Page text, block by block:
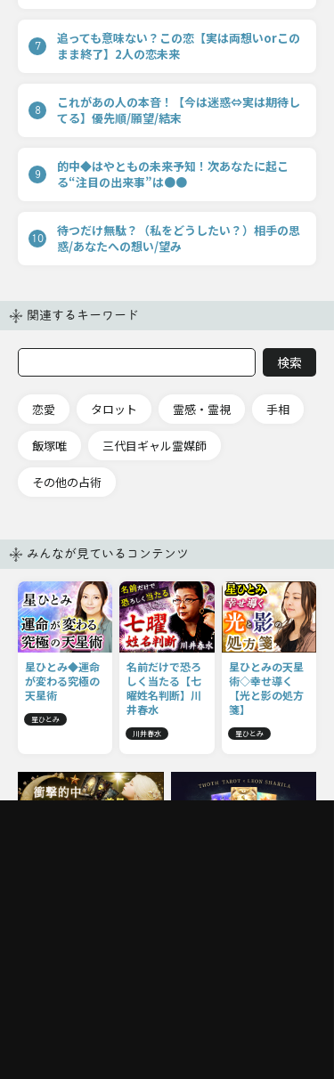
7
追っても意味ない？この恋【実は両想いorこの
まま終了】2人の恋未来
8
これがあの人の本音！【今は迷惑⇔実は期待し
てる】優先順/願望/結末
9
的中◆はやともの未来予知！次あなたに起こ
る“注目の出来事”は●●
10
待つだけ無駄？（私をどうしたい？）相手の思
惑/あなたへの想い/望み
関連するキーワード
恋愛 タロット 霊感・霊視 手相
飯塚唯 三代目ギャル霊媒師
その他の占術
みんなが見ているコンテンツ
星ひとみ◆運命
が変わる究極の
天星術
星ひとみ
名前だけで恐ろ
しく当たる【七
曜姓名判断】川
井春水
川井春水
星ひとみの天星
術◇幸せ導く
【光と影の処方
箋】
星ひとみ